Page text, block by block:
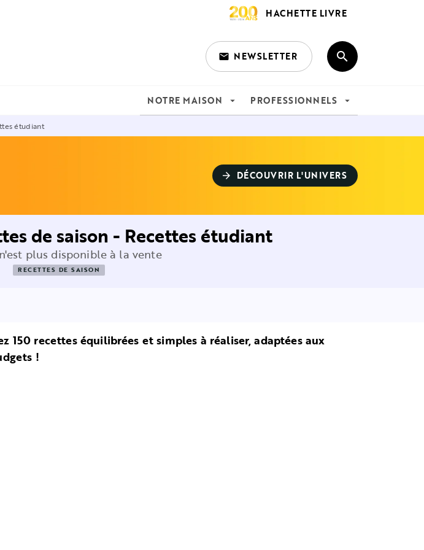
HACHETTE LIVRE
email NEWSLETTER search
NOTRE MAISON arrow_drop_down PROFESSIONNELS arrow_drop_down
étudiant
arrow_forward DÉCOUVRIR L'UNIVERS
de saison - Recettes étudiant
plus disponible à la vente
RECETTES DE SAISON
150 recettes équilibrées et simples à réaliser, adaptées aux
!